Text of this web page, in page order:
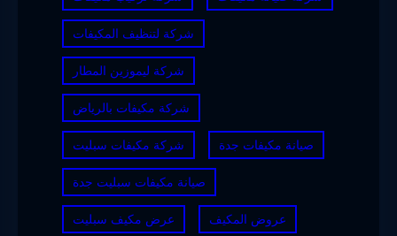
شركة لتنظيف المكيفات
شركة ليموزين المطار
شركة مكيفات بالرياض
شركة مكيفات سبليت صيانة مكيفات جدة
صيانة مكيفات سبليت جدة
عرض مكيف سبليت عروض المكيف